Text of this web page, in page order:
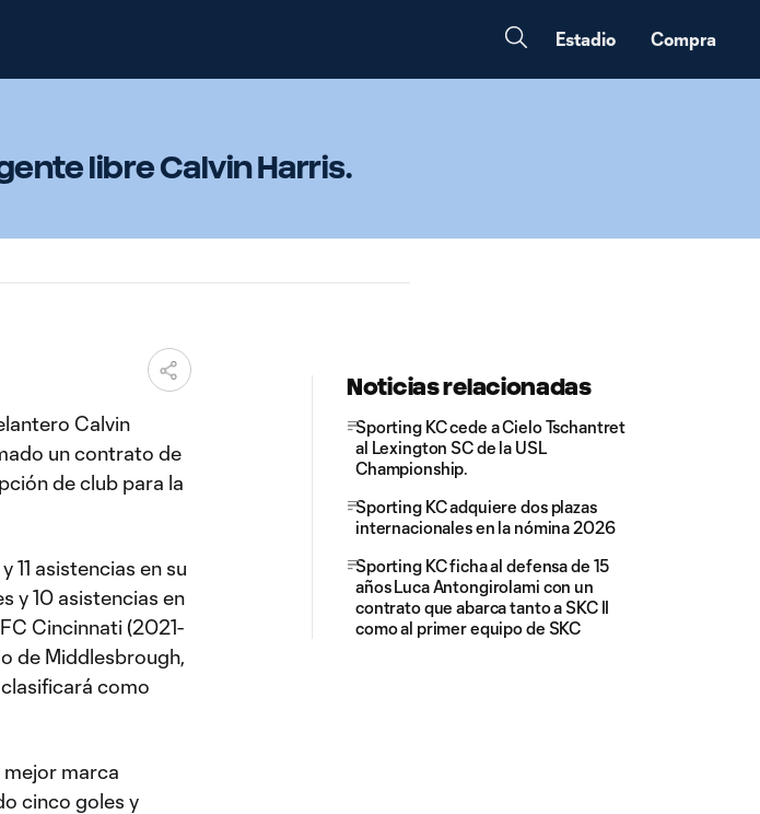
Estadio Compra
libre Calvin Harris.
Calvin
un contrato de
de club para la
asistencias en su
y 10 asistencias en
Cincinnati (2021-
de Middlesbrough,
como
mejor marca
cinco goles y
Noticias relacionadas
Sporting KC cede a Cielo Tschantret
al Lexington SC de la USL
Championship.
Sporting KC adquiere dos plazas
internacionales en la nómina 2026
Sporting KC ficha al defensa de 15
años Luca Antongirolami con un
contrato que abarca tanto a SKC II
como al primer equipo de SKC